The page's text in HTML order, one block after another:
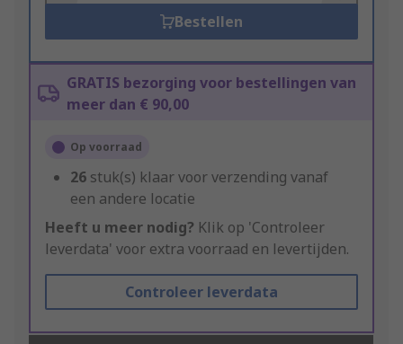
Bestellen
GRATIS bezorging voor bestellingen van
meer dan € 90,00
Op voorraad
26 stuk(s) klaar voor verzending vanaf
een andere locatie
Heeft u meer nodig? Klik op 'Controleer
leverdata' voor extra voorraad en levertijden.
Controleer leverdata